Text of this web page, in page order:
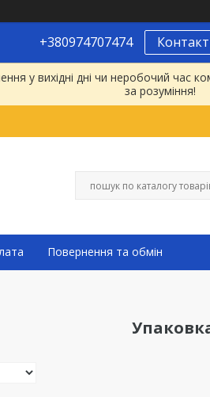
+380974707474
у вихідні дні чи неробочий
за розуміння!
Повернення та обмін